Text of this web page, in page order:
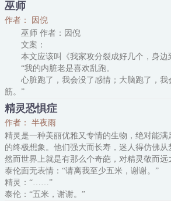
么这么清楚？
内容标签： 灵魂转换 奇幻魔幻 异世大陆
搜索关键字：主角：加三 ┃ 配角：雷诺斯特
巫师
作者： 因倪
巫师 作者：因倪
文案：
本文应该叫《我家攻分裂成好几个，身边
“我的内脏老是喜欢乱跑。
心脏跑了，我会没了感情；大脑跑了，我
筋。”
这是桑若梦中遇到的友人，本以为只是一
梦变成了现实，桑若被友人拉入了巫师世界，
他关注的大佬，疑似友人那些“乱跑”的内脏
攻们：你是爱我的心呢，肝呢，还是肾呢
桑若：……
（西幻偏童话背景，分身情节，攻主体沉
跑，理所当然，都是一个
精灵恐惧症
作者： 半夜雨
精灵是一种美丽优雅又专情的生物，绝对能满
的终极想象。他们强大而长寿，迷人得仿佛从
然而世界上就是有那么个奇葩，对精灵敬而
泰伦面无表情：“请离我至少五米，谢谢。”
精灵：“……”
泰伦：“五米，谢谢。”